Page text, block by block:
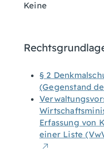
Keine
§ 2
(Gegenstand
Erfassung von
einer Liste